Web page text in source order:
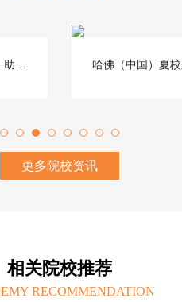
2025美国藤校艺术访学之旅，助力海外名校申请
更多院校资讯
相关院校推荐
RECOMMENDATION